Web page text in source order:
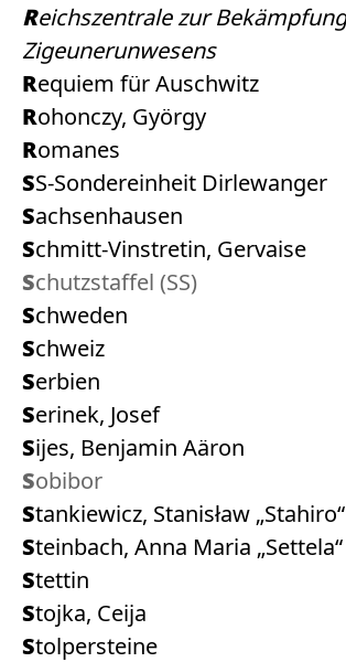
Reichszentrale zur Bekämpfung des
Zigeunerunwesens
Requiem für Auschwitz
Rohonczy, György
Romanes
SS-Sondereinheit Dirlewanger
Sachsenhausen
Schmitt-Vinstretin, Gervaise
Schutzstaffel (SS)
Schweden
Schweiz
Serbien
Serinek, Josef
Sijes, Benjamin Aäron
Sobibor
Stankiewicz, Stanisław „Stahiro“
Steinbach, Anna Maria „Settela“
Stettin
Stojka, Ceija
Stolpersteine